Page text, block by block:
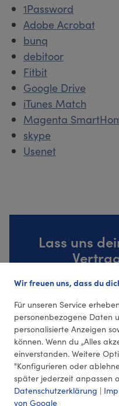
1Password
Adobe Acrobat
bunq
debitoor
Fitbit
Google Drive
iTunes Match
Magenta
skype
Usenet
Lass uns
Wir freuen uns, dass du
Für unseren Service
personenbezogene Daten
personalisierte Anzeigen
können. Wenn du „Alles
einverstanden. Weitere
"Konfigurieren oder
später jederzeit anpassen
Datenschutzerklärung |
von Google